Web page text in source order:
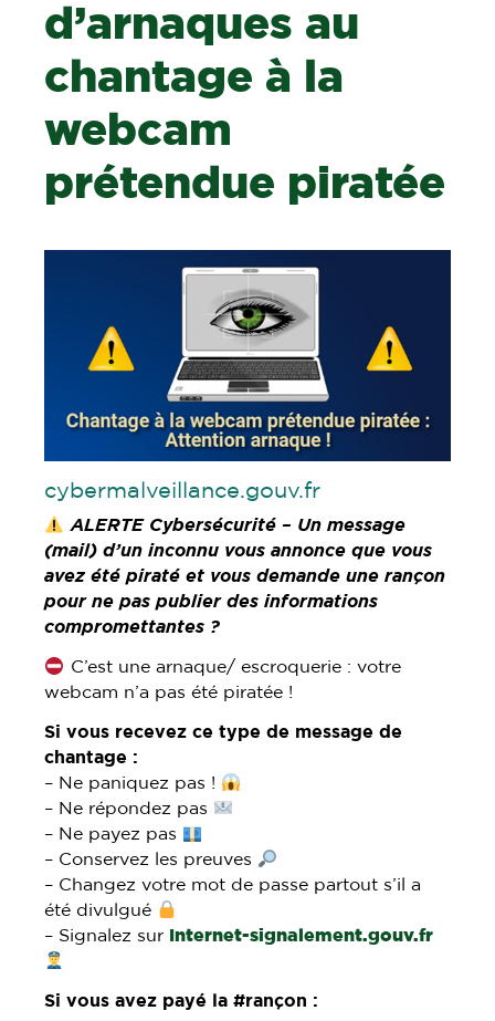
d’arnaques au
chantage à la
webcam
prétendue piratée
cybermalveillance.gouv.fr
ALERTE Cybersécurité – Un message
(mail) d’un inconnu vous annonce que vous
avez été piraté et vous demande une rançon
pour ne pas publier des informations
compromettantes ?
C’est une arnaque/ escroquerie : votre
webcam n’a pas été piratée !
Si vous recevez ce type de message de
chantage :
– Ne paniquez pas !
– Ne répondez pas
– Ne payez pas
– Conservez les preuves
– Changez votre mot de passe partout s’il a
été divulgué
– Signalez sur
Internet-signalement.gouv.fr
Si vous avez payé la #rançon :